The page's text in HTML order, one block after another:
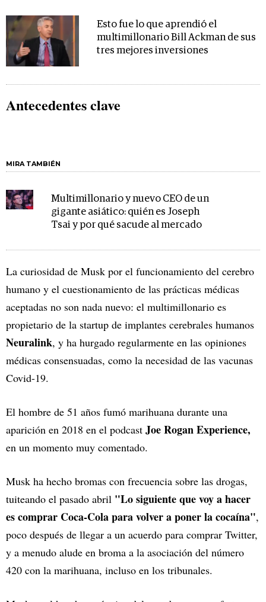
Esto fue lo que aprendió el
multimillonario Bill Ackman de sus
tres mejores inversiones
Antecedentes clave
MIRA TAMBIÉN
Multimillonario y nuevo CEO de un
gigante asiático: quién es Joseph
Tsai y por qué sacude al mercado
La curiosidad de Musk por el funcionamiento del cerebro
humano y el cuestionamiento de las prácticas médicas
aceptadas no son nada nuevo: el multimillonario es
propietario de la startup de implantes cerebrales humanos
Neuralink, y ha hurgado regularmente en las opiniones
médicas consensuadas, como la necesidad de las vacunas
Covid-19.
El hombre de 51 años fumó marihuana durante una
aparición en 2018 en el podcast Joe Rogan Experience,
en un momento muy comentado.
Musk ha hecho bromas con frecuencia sobre las drogas,
tuiteando el pasado abril "Lo siguiente que voy a hacer
es comprar Coca-Cola para volver a poner la cocaína",
poco después de llegar a un acuerdo para comprar Twitter,
y a menudo alude en broma a la asociación del número
420 con la marihuana, incluso en los tribunales.